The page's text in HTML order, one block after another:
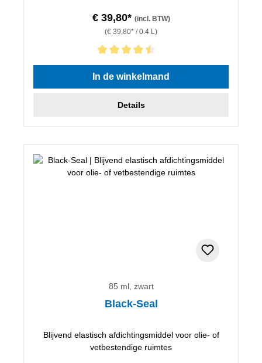
€ 39,80* (incl. BTW)
(€ 39,80* / 0.4 L)
Gemiddelde waardering van 4.5 van 5 sterren
In de winkelmand
Details
85 ml, zwart
Black-Seal
Blijvend elastisch afdichtingsmiddel voor olie- of
vetbestendige ruimtes